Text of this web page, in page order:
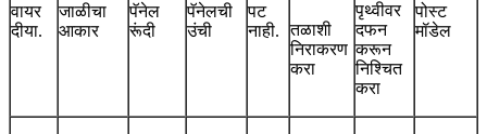
वायर
दीया.
जाळीचा
आकार
पॅनेल
रूंदी
पॅनेलची
उंची
पट
नाही.
पोस्ट
मॉडेल
तळाशी
निराकरण
करा
पृथ्वीवर
दफन
करून
निश्चित
करा